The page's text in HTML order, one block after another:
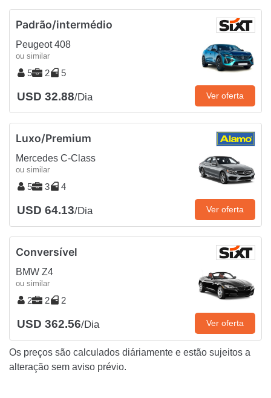
Padrão/intermédio
Peugeot 408
ou similar
5 2 5
USD 32.88/Dia Ver oferta
Luxo/Premium
Mercedes C-Class
ou similar
5 3 4
USD 64.13/Dia Ver oferta
Conversível
BMW Z4
ou similar
2 2 2
USD 362.56/Dia Ver oferta
Os preços são calculados diáriamente e estão sujeitos a
alteração sem aviso prévio.